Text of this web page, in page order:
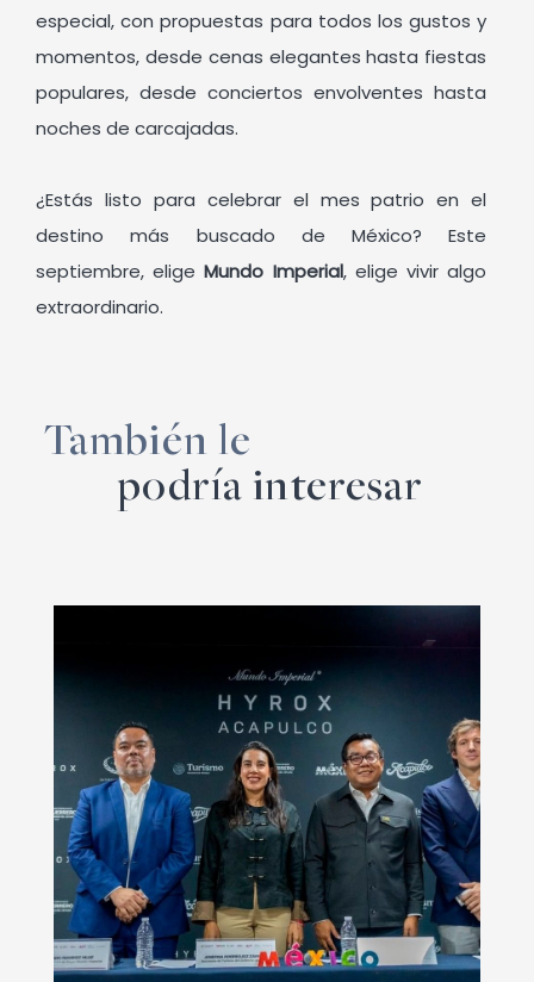
especial, con propuestas para todos los gustos y
momentos, desde cenas elegantes hasta fiestas
populares, desde conciertos envolventes hasta
noches de carcajadas.
¿Estás listo para celebrar el mes patrio en el
destino más buscado de México? Este
septiembre, eligeMundo Imperial, elige vivir algo
extraordinario.
También le
podría interesar